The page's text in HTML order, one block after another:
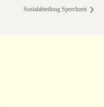
Sozialabteilung Sprechzeit